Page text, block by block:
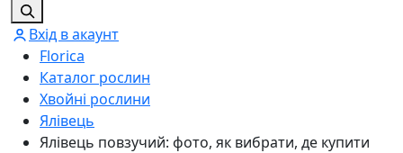
Вхід в акаунт
Florica
Каталог рослин
Хвойні рослини
Ялівець
Ялівець повзучий: фото, як вибрати, де купити